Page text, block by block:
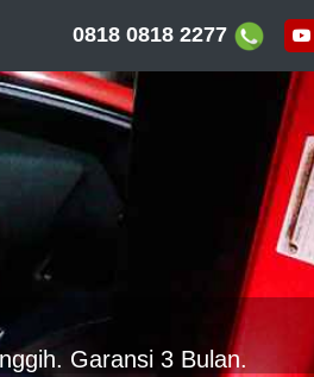
0818 0818 2277
Garansi 3 Bulan.